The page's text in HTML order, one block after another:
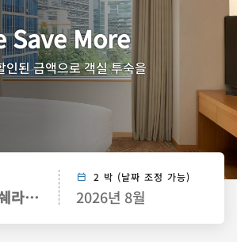
Save More
된 금액으로 객실 투숙을
라톤 서울, 구로
2 박 (날짜 조정 가능)
2026년 8월